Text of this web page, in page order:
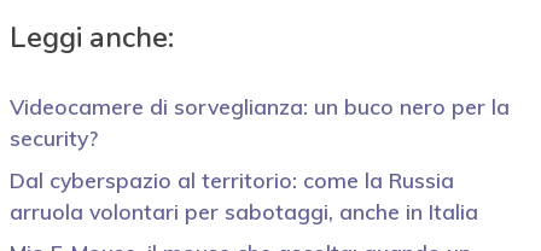
Leggi anche:
Videocamere di sorveglianza: un buco nero per la
security?
Dal cyberspazio al territorio: come la Russia
arruola volontari per sabotaggi, anche in Italia